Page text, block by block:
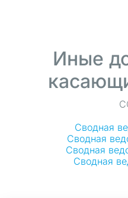
Иные
Сводная
Сводная
Сводная
Сводная